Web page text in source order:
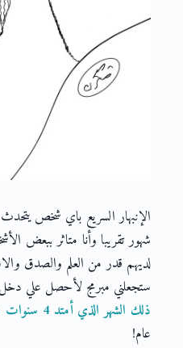
شهور تقريبا وأنا متاثر ببعض
لديهم قدر من العلم والصدق
ستجعلني مبرمج لأحصل علي دخل
ذلك الشهر الذي أمتد 4 سنوات دراسية !!!
عام!